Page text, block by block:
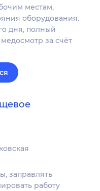
местам,
оборудования.
дня, полный
за счёт
заправлять
работу